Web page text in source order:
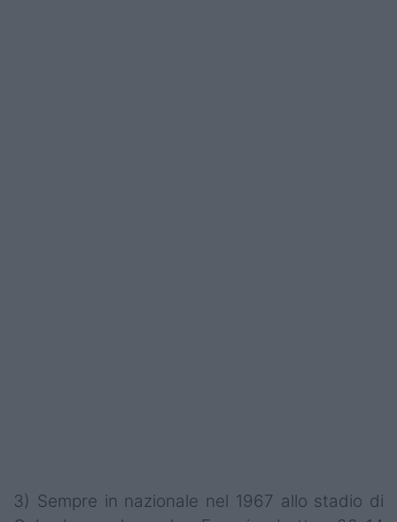
3) Sempre in nazionale nel 1967 allo stadio di